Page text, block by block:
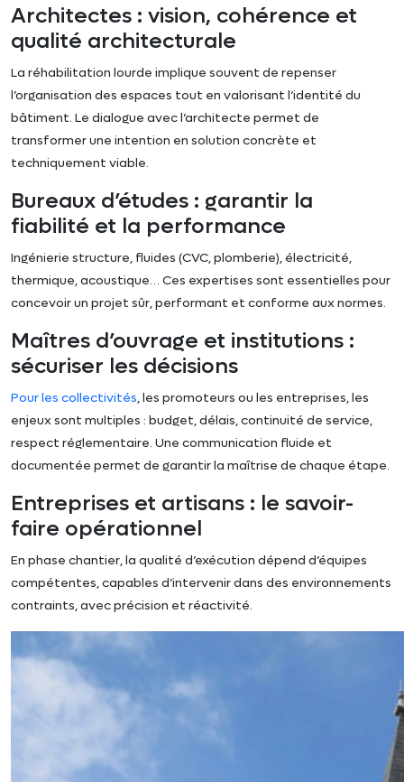
Architectes : vision, cohérence et
qualité architecturale
La réhabilitation lourde implique souvent de repenser
l’organisation des espaces tout en valorisant l’identité du
bâtiment. Le dialogue avec l’architecte permet de
transformer une intention en solution concrète et
techniquement viable.
Bureaux d’études : garantir la
fiabilité et la performance
Ingénierie structure, fluides (CVC, plomberie), électricité,
thermique, acoustique… Ces expertises sont essentielles pour
concevoir un projet sûr, performant et conforme aux normes.
Maîtres d’ouvrage et institutions :
sécuriser les décisions
Pour les collectivités, les promoteurs ou les entreprises, les
enjeux sont multiples : budget, délais, continuité de service,
respect réglementaire. Une communication fluide et
documentée permet de garantir la maîtrise de chaque étape.
Entreprises et artisans : le savoir-
faire opérationnel
En phase chantier, la qualité d’exécution dépend d’équipes
compétentes, capables d’intervenir dans des environnements
contraints, avec précision et réactivité.